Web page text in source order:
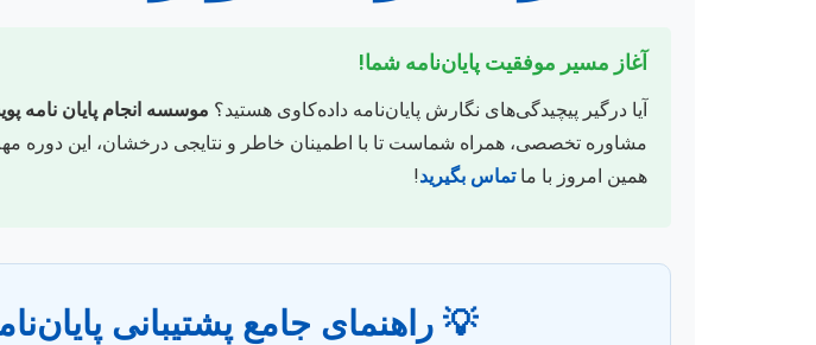
آغاز مسیر موفقیت پایان‌نامه شما!
آیا درگیر پیچیدگی‌های نگارش پایان‌نامه داده‌کاوی هستید؟ موسسه انجام پایان نامه
مشاوره تخصصی، همراه شماست تا با اطمینان خاطر و نتایجی درخشان، این دوره مهم
همین امروز با ماتماس بگیرید!
💡 راهنمای جامع پشتیبانی